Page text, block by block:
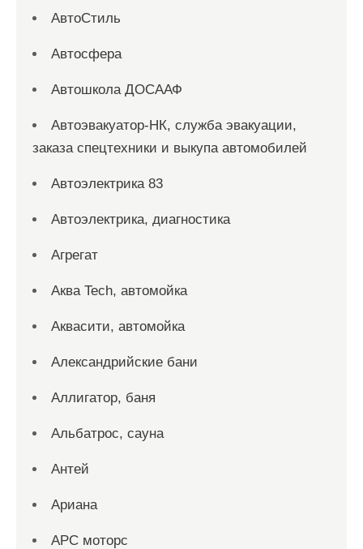
АвтоСтиль
Автосфера
Автошкола ДОСААФ
Автоэвакуатор-НК, служба эвакуации,
заказа спецтехники и выкупа автомобилей
Автоэлектрика 83
Автоэлектрика, диагностика
Агрегат
Аква Tech, автомойка
Аквасити, автомойка
Александрийские бани
Аллигатор, баня
Альбатрос, сауна
Антей
Ариана
АРС моторс